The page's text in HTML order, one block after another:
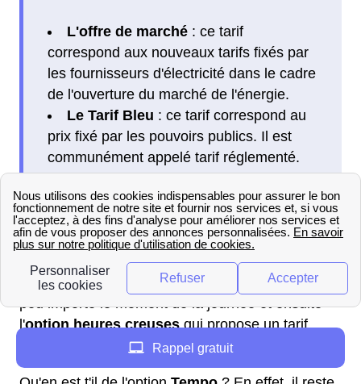
L'offre de marché: ce tarif
correspond aux nouveaux tarifs fixés par
les fournisseurs d'électricité dans le cadre
de l'ouverture du marché de l'énergie.
Le Tarif Bleu : ce tarif correspond au
prix fixé par les pouvoirs publics. Il est
communément appelé tarif réglementé.
Pour chacune de ces offres vous avez le choix
entre deux options principales. Tout d'abord
option de base
qui propose un tarif identique
peu importe le moment de la journée et ensuite
l'option heures creusesqui propose un tarif
variable et moins cher 8 heures par jour.
Rappel gratuit